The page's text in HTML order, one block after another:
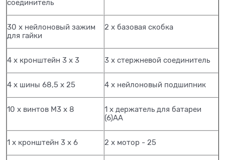
соединитель
30 х нейлоновый зажим
для гайки
2 х базовая скобка
4 х кронштейн 3 х 3 3 х стержневой соединитель
4 х шины 68,5 х 25 4 х нейлоновый подшипник
10 х винтов М3 х 8
1 х держатель для батареи
(6)АА
1 х кронштейн 3 х 6 2 х мотор - 25